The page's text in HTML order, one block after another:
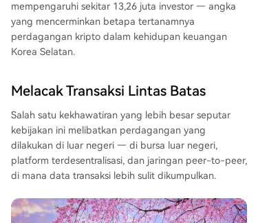
mempengaruhi sekitar 13,26 juta investor — angka
yang mencerminkan betapa tertanamnya
perdagangan kripto dalam kehidupan keuangan
Korea Selatan.
Melacak Transaksi Lintas Batas
Salah satu kekhawatiran yang lebih besar seputar
kebijakan ini melibatkan perdagangan yang
dilakukan di luar negeri — di bursa luar negeri,
platform terdesentralisasi, dan jaringan peer-to-peer,
di mana data transaksi lebih sulit dikumpulkan.